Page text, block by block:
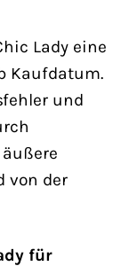
Lady eine
Kaufdatum.
und
von der
für